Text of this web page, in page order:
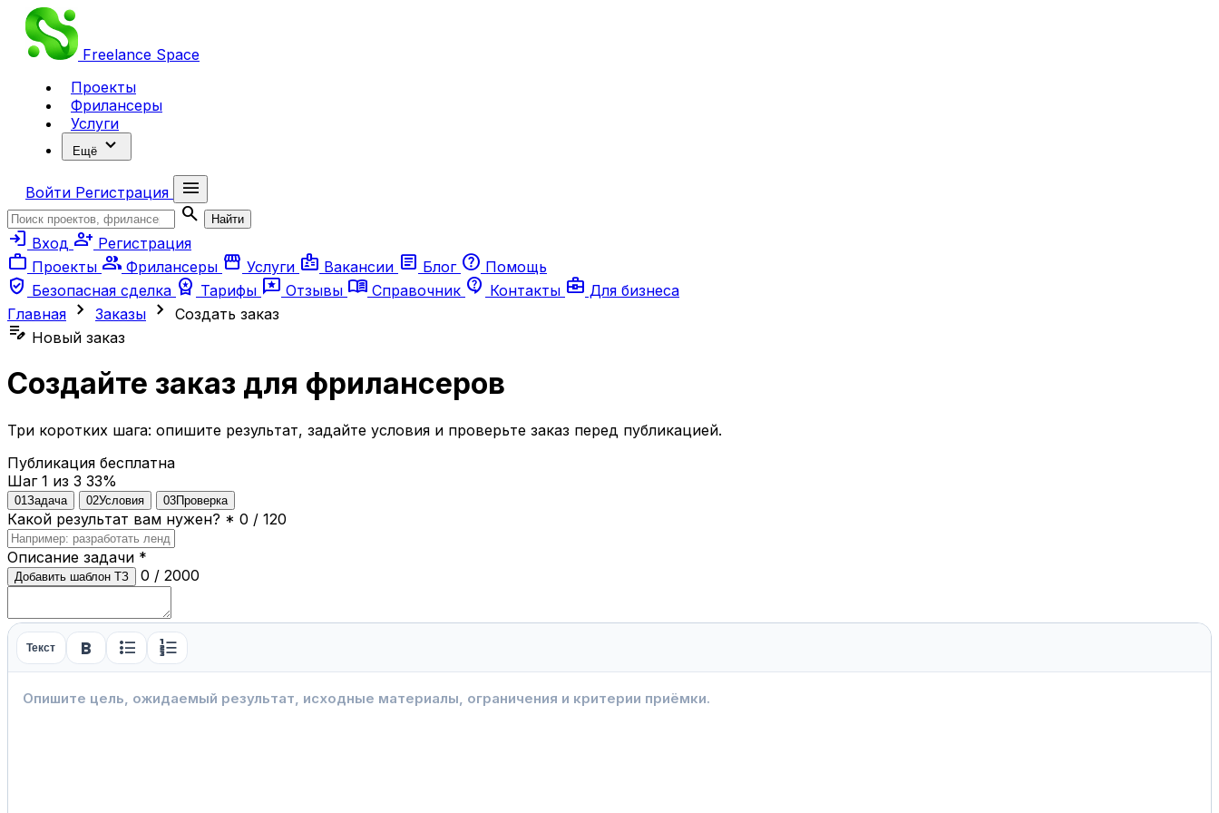
Freelance Space
Проекты
Фрилансеры
Услуги
Ещё expand_more
Войти Регистрация
menu
search
Найти
login Вход person_add Регистрация
work Проекты group Фрилансеры storefront Услуги badge Вакансии article Блог help Помощь
verified_user Безопасная сделка workspace_premium Тарифы reviews Отзывы menu_book Справочник contact_support Контакты business_center Для бизнеса
Главная chevron_right Заказы chevron_right Создать заказ
edit_note Новый заказ
Создайте заказ для фрилансеров
Три коротких шага: опишите результат, задайте условия и проверьте заказ перед публикацией.
Публикация бесплатна
Шаг 1 из 3 33%
01 Задача 02Условия 03Проверка
Какой результат вам нужен? * 0 / 120
Описание задачи *
Добавить шаблон ТЗ 0 / 2000
Текст format_bold format_list_bulleted format_list_numbered